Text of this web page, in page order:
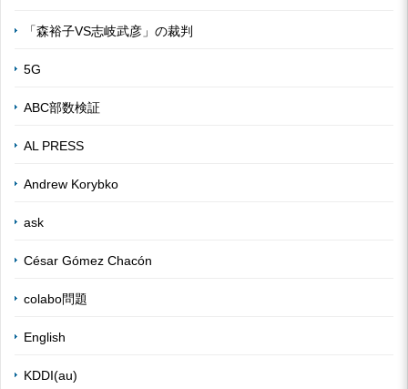
「森裕子VS志岐武彦」の裁判
5G
ABC部数検証
AL PRESS
Andrew Korybko
ask
César Gómez Chacón
colabo問題
English
KDDI(au)